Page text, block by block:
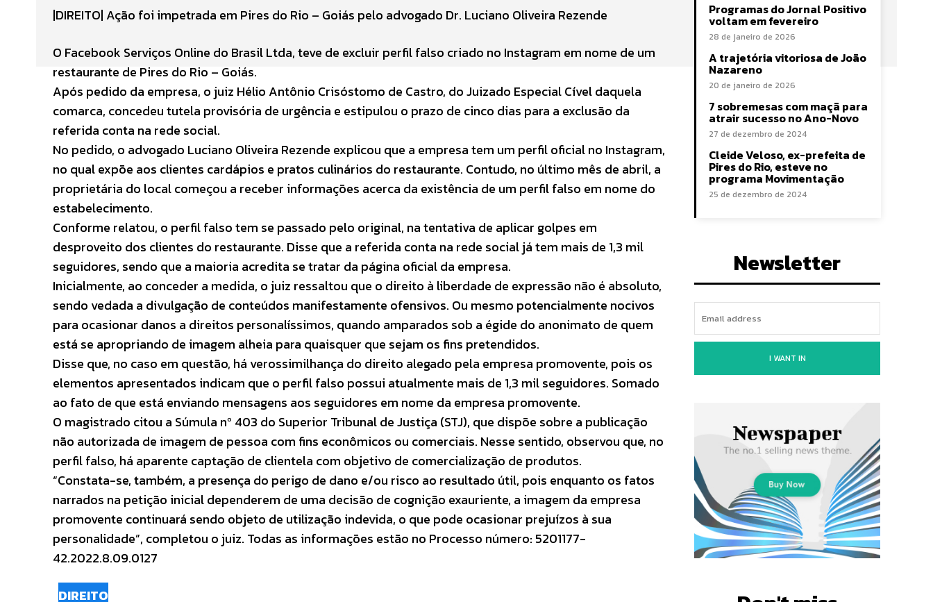
|DIREITO| Ação foi impetrada em Pires do Rio – Goiás pelo advogado Dr. Luciano Oliveira Rezende
O Facebook Serviços Online do Brasil Ltda, teve de excluir perfil falso criado no Instagram em nome de um
restaurante de Pires do Rio – Goiás.
Após pedido da empresa, o juiz Hélio Antônio Crisóstomo de Castro, do Juizado Especial Cível daquela
comarca, concedeu tutela provisória de urgência e estipulou o prazo de cinco dias para a exclusão da
referida conta na rede social.
No pedido, o advogado Luciano Oliveira Rezende explicou que a empresa tem um perfil oficial no Instagram,
no qual expõe aos clientes cardápios e pratos culinários do restaurante. Contudo, no último mês de abril, a
proprietária do local começou a receber informações acerca da existência de um perfil falso em nome do
estabelecimento.
Conforme relatou, o perfil falso tem se passado pelo original, na tentativa de aplicar golpes em
desproveito dos clientes do restaurante. Disse que a referida conta na rede social já tem mais de 1,3 mil
seguidores, sendo que a maioria acredita se tratar da página oficial da empresa.
Inicialmente, ao conceder a medida, o juiz ressaltou que o direito à liberdade de expressão não é absoluto,
sendo vedada a divulgação de conteúdos manifestamente ofensivos. Ou mesmo potencialmente nocivos
para ocasionar danos a direitos personalíssimos, quando amparados sob a égide do anonimato de quem
está se apropriando de imagem alheia para quaisquer que sejam os fins pretendidos.
Disse que, no caso em questão, há verossimilhança do direito alegado pela empresa promovente, pois os
elementos apresentados indicam que o perfil falso possui atualmente mais de 1,3 mil seguidores. Somado
ao fato de que está enviando mensagens aos seguidores em nome da empresa promovente.
O magistrado citou a Súmula nº 403 do Superior Tribunal de Justiça (STJ), que dispõe sobre a publicação
não autorizada de imagem de pessoa com fins econômicos ou comerciais. Nesse sentido, observou que, no
perfil falso, há aparente captação de clientela com objetivo de comercialização de produtos.
“Constata-se, também, a presença do perigo de dano e/ou risco ao resultado útil, pois enquanto os fatos
narrados na petição inicial dependerem de uma decisão de cognição exauriente, a imagem da empresa
promovente continuará sendo objeto de utilização indevida, o que pode ocasionar prejuízos à sua
personalidade”, completou o juiz. Todas as informações estão no Processo número: 5201177-
42.2022.8.09.0127
DIREITO
Programas do Jornal Positivo
voltam em fevereiro
28 de janeiro de 2026
A trajetória vitoriosa de João
Nazareno
20 de janeiro de 2026
7 sobremesas com maçã para
atrair sucesso no Ano-Novo
27 de dezembro de 2024
Cleide Veloso, ex-prefeita de
Pires do Rio, esteve no
programa Movimentação
25 de dezembro de 2024
Newsletter
I WANT IN